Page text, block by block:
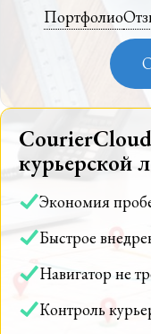
Портфолио
курьерской
Экономия
Быстрое
Навигатор не
Контроль